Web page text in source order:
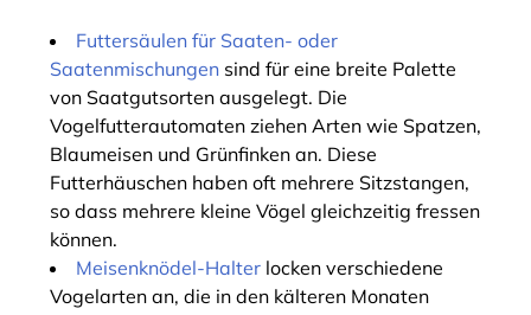
Futtersäulen für Saaten- oder
Saatenmischungen sind für eine breite Palette
von Saatgutsorten ausgelegt. Die
Vogelfutterautomaten ziehen Arten wie Spatzen,
Blaumeisen und Grünfinken an. Diese
Futterhäuschen haben oft mehrere Sitzstangen,
so dass mehrere kleine Vögel gleichzeitig fressen
können.
Meisenknödel-Halter locken verschiedene
Vogelarten an, die in den kälteren Monaten